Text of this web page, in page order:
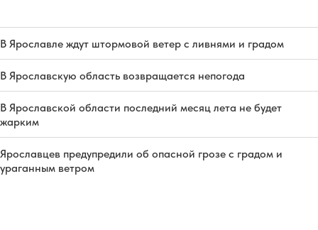
В Ярославле ждут штормовой ветер с ливнями и градом
В Ярославскую область возвращается непогода
В Ярославской области последний месяц лета не будет
жарким
Ярославцев предупредили об опасной грозе с градом и
ураганным ветром